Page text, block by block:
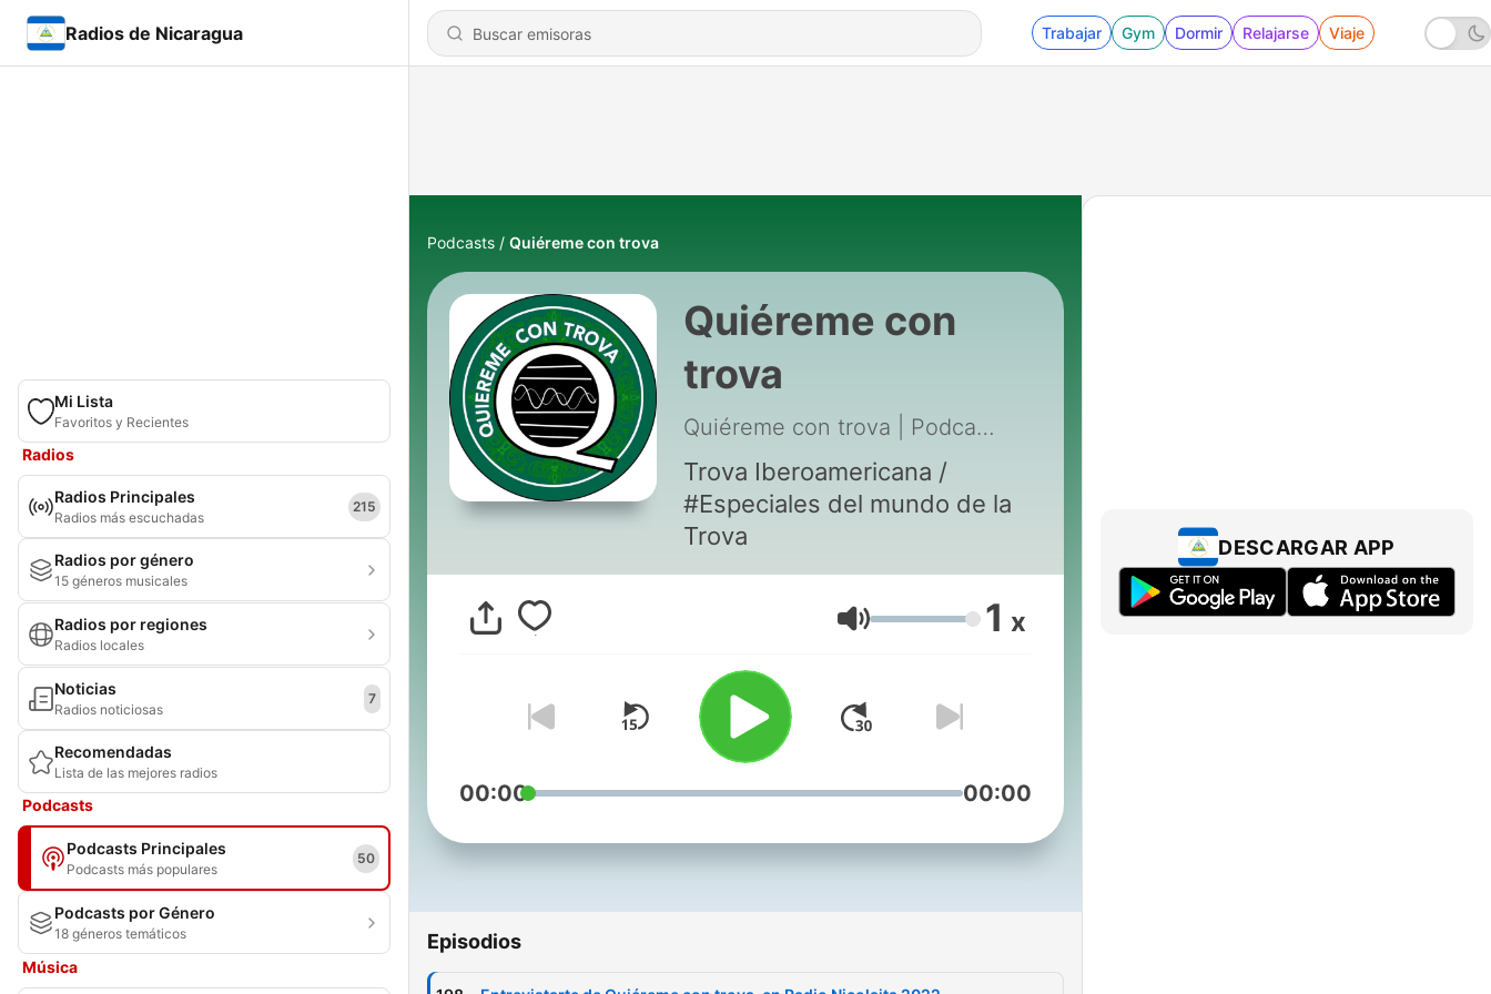
Radios de Nicaragua Trabajar Gym Dormir Relajarse Viaje
Mi Lista
Favoritos y Recientes
Radios
Radios Principales
Radios más escuchadas
215
Radios por género
15 géneros musicales
Radios por regiones
Radios locales
Noticias
Radios noticiosas
7
Recomendadas
Lista de las mejores radios
Podcasts
Podcasts Principales
Podcasts más populares
50
Podcasts por Género
18 géneros temáticos
Música
Podcasts Quiéreme con trova
Quiéreme con
trova
Quiéreme con trova | Podcast
Trova Iberoamericana /
#Especiales del mundo de la
Trova
Volumen 1 x
00:00 00:00
Episodios
DESCARGAR APP